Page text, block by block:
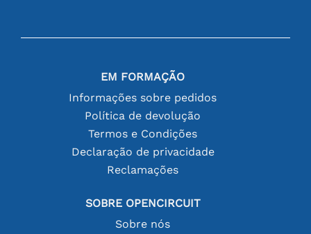
EM FORMAÇÃO
Informações sobre pedidos
Política de devolução
Termos e Condições
Declaração de privacidade
Reclamações
SOBRE OPENCIRCUIT
Sobre nós